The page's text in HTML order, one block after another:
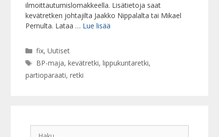
ilmoittautumislomakkeella. Lisätietoja saat
kevätretken johtajilta Jaakko Nippalalta tai Mikael
Pernulta. Lataa … Lue lisää
Kategoriat
fix, Uutiset
Avainsanat
BP-maja, kevätretki, lippukuntaretki,
partioparaati,retki
Haku: